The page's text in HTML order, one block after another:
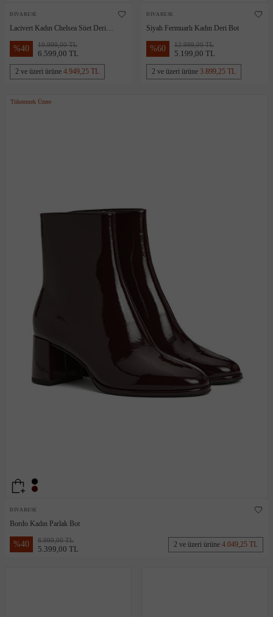
DIVARESE
Lacivert Kadın Chelsea Süet Deri
%40 10.999,00 TL
6.599,00 TL
2 ve üzeri ürüne 4.949,25 TL
DIVARESE
Siyah Fermuarlı Kadın Deri Bot
%60 12.999,00 TL
5.199,00 TL
2 ve üzeri ürüne 3.899,25 TL
Tükenmek Üzere
DIVARESE
Bordo Kadın Parlak Bot
%40 8.999,00 TL
5.399,00 TL 2 ve üzeri ürüne 4.049,25 TL